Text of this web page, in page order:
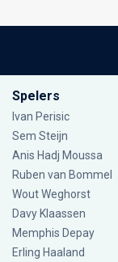
Spelers
Ivan Perisic
Sem Steijn
Anis Hadj Moussa
Ruben van Bommel
Wout Weghorst
Davy Klaassen
Memphis Depay
Erling Haaland